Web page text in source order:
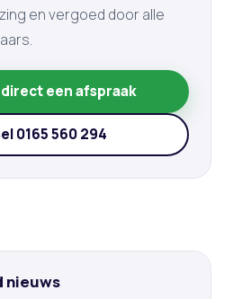
en vergoed door alle
direct een afspraak
0165 560 294
nieuws